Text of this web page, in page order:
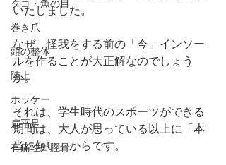
タコ・魚の目
巻き爪
頭の整体
陸上
ホッケー
扁平足
有痛性外脛骨
いたしました。
なぜ、怪我をする前の「今」インソー
ルを作ることが大正解なのでしょう
か。
それは、学生時代のスポーツができる
期間は、大人が思っている以上に「本
当に短い」からです。